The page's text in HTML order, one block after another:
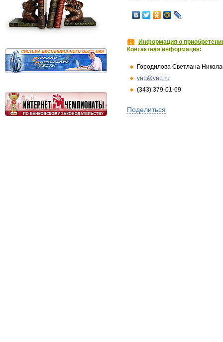
Информация о
Контактная информация:
Городилова Светлана
vep@vep.ru
(343) 379-01-69
Поделиться